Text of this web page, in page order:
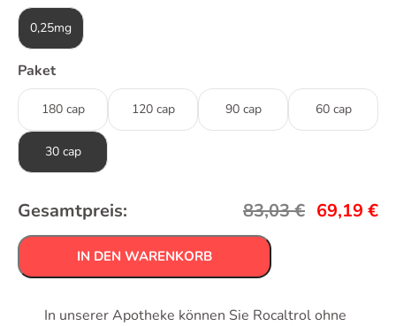
0,25mg
Paket
180 cap 120 cap 90 cap 60 cap
30 cap
Gesamtpreis: 83,03€ 69,19 €
IN DEN WARENKORB
In unserer Apotheke können Sie Rocaltrol ohne